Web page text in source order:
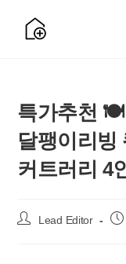
특가추천 🍽️
달팽이리빙
커트러리 4
Post
Lead Editor
Post